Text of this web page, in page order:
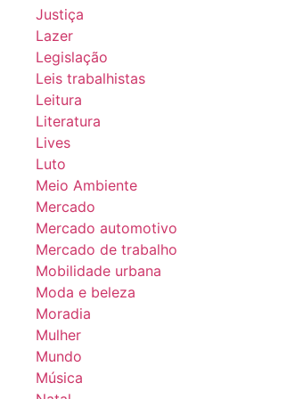
Justiça
Lazer
Legislação
Leis trabalhistas
Leitura
Literatura
Lives
Luto
Meio Ambiente
Mercado
Mercado automotivo
Mercado de trabalho
Mobilidade urbana
Moda e beleza
Moradia
Mulher
Mundo
Música